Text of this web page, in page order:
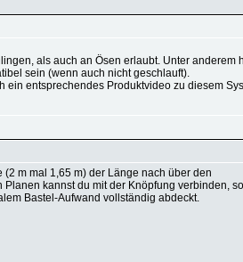
als auch an Ösen erlaubt. Unter anderem
sein (wenn auch nicht geschlauft).
ein entsprechendes Produktvideo zu diesem
m mal 1,65 m) der Länge nach über den
kannst du mit der Knöpfung verbinden,
Bastel-Aufwand vollständig abdeckt.